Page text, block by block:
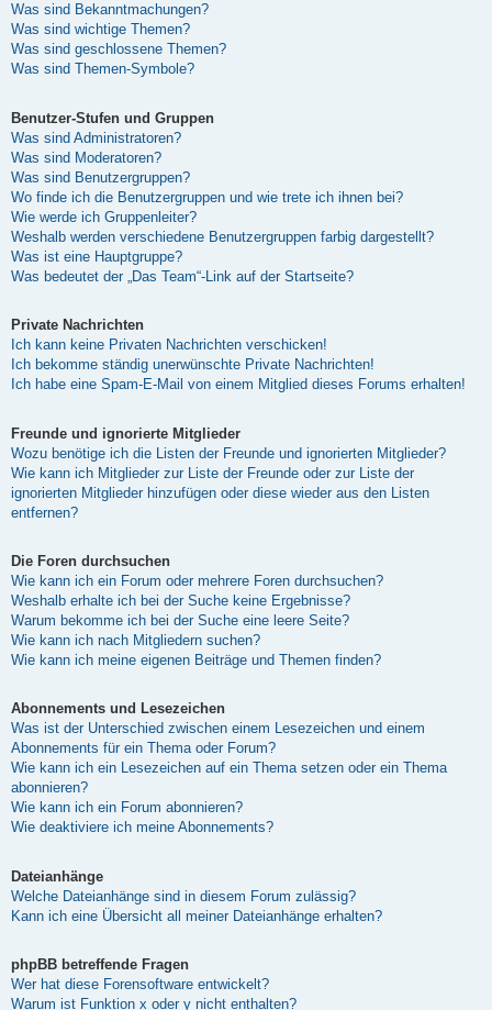
Was sind Bekanntmachungen?
Was sind wichtige Themen?
Was sind geschlossene Themen?
Was sind Themen-Symbole?
Benutzer-Stufen und Gruppen
Was sind Administratoren?
Was sind Moderatoren?
Was sind Benutzergruppen?
Wo finde ich die Benutzergruppen und wie trete ich ihnen bei?
Wie werde ich Gruppenleiter?
Weshalb werden verschiedene Benutzergruppen farbig dargestellt?
Was ist eine Hauptgruppe?
Was bedeutet der „Das Team“-Link auf der Startseite?
Private Nachrichten
Ich kann keine Privaten Nachrichten verschicken!
Ich bekomme ständig unerwünschte Private Nachrichten!
Ich habe eine Spam-E-Mail von einem Mitglied dieses Forums erhalten!
Freunde und ignorierte Mitglieder
Wozu benötige ich die Listen der Freunde und ignorierten Mitglieder?
Wie kann ich Mitglieder zur Liste der Freunde oder zur Liste der
ignorierten Mitglieder hinzufügen oder diese wieder aus den Listen
entfernen?
Die Foren durchsuchen
Wie kann ich ein Forum oder mehrere Foren durchsuchen?
Weshalb erhalte ich bei der Suche keine Ergebnisse?
Warum bekomme ich bei der Suche eine leere Seite?
Wie kann ich nach Mitgliedern suchen?
Wie kann ich meine eigenen Beiträge und Themen finden?
Abonnements und Lesezeichen
Was ist der Unterschied zwischen einem Lesezeichen und einem
Abonnements für ein Thema oder Forum?
Wie kann ich ein Lesezeichen auf ein Thema setzen oder ein Thema
abonnieren?
Wie kann ich ein Forum abonnieren?
Wie deaktiviere ich meine Abonnements?
Dateianhänge
Welche Dateianhänge sind in diesem Forum zulässig?
Kann ich eine Übersicht all meiner Dateianhänge erhalten?
phpBB betreffende Fragen
Wer hat diese Forensoftware entwickelt?
Warum ist Funktion x oder y nicht enthalten?